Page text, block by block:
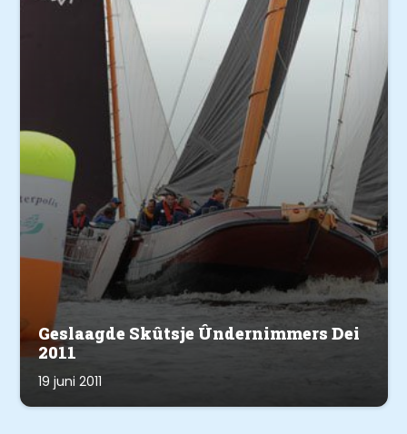
Geslaagde Skûtsje Ûndernimmers Dei
2011
19 juni 2011